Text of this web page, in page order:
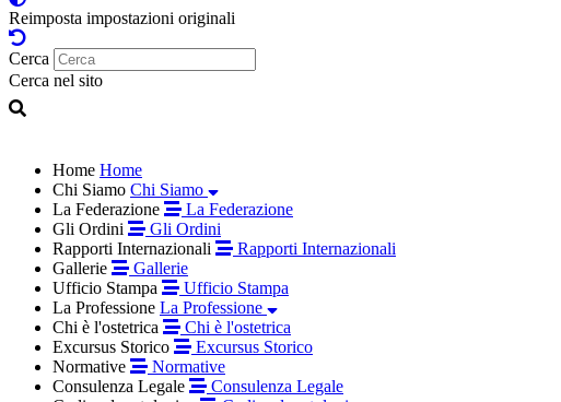
Reimposta impostazioni originali
Cerca
Cerca nel sito
Home Home
Chi Siamo Chi Siamo
La Federazione
La Federazione
Gli Ordini
Gli Ordini
Rapporti Internazionali
Rapporti Internazionali
Gallerie
Gallerie
Ufficio Stampa
Ufficio Stampa
La Professione La Professione
Chi è l'ostetrica
Chi è l'ostetrica
Excursus Storico
Excursus Storico
Normative
Normative
Consulenza Legale
Consulenza Legale